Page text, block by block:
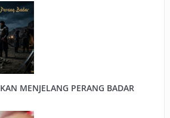
MENJELANG PERANG BADAR